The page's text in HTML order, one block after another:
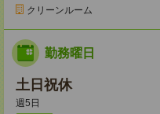
クリーンルーム
勤務曜日
土日祝休
週5日